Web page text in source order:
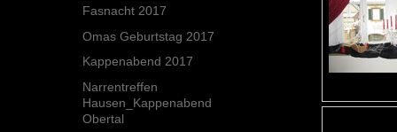
Fasnacht 2017
Omas Geburtstag 2017
Kappenabend 2017
Narrentreffen
Hausen_Kappenabend
Obertal